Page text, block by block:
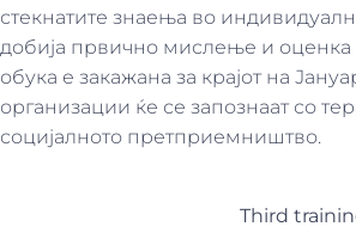
стекнатите знаења во
добија првично мислење и оценка
обука е закажана за крајот на
организации ќе се запознаат со
социјалното претприемништво.
Third